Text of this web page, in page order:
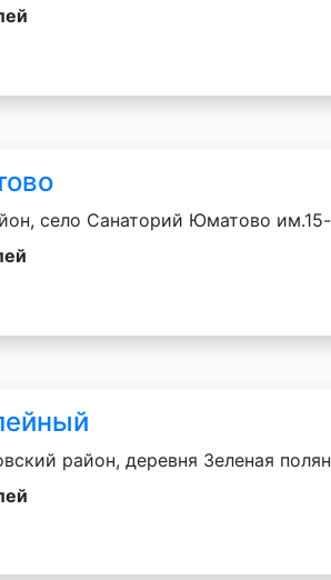
село Санаторий Юматово
район, деревня Зеленая